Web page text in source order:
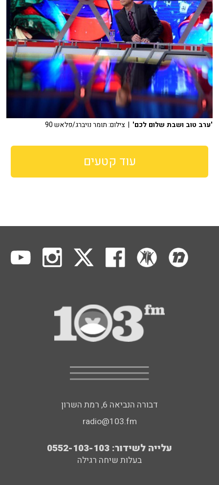
'ערב טוב ושבת שלום לכם' | צילום: תומר נויברג/פלאש 90
עוד קטעים
דבורה הנביאה 6, רמת השרון
radio@103.fm
עלייה לשידור: 0552-103-103
בעלות שיחה רגילה